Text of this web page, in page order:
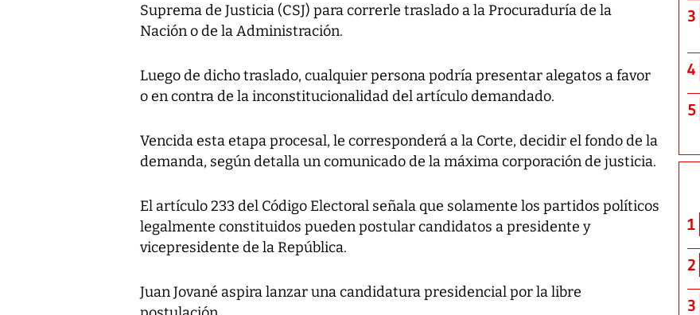
Suprema de Justicia (CSJ) para correrle traslado a la Procuraduría de la
Nación o de la Administración.
Luego de dicho traslado, cualquier persona podría presentar alegatos a favor
o en contra de la inconstitucionalidad del artículo demandado.
Vencida esta etapa procesal, le corresponderá a la Corte, decidir el fondo de la
demanda, según detalla un comunicado de la máxima corporación de justicia.
El artículo 233 del Código Electoral señala que solamente los partidos políticos
legalmente constituidos pueden postular candidatos a presidente y
vicepresidente de la República.
Juan Jované aspira lanzar una candidatura presidencial por la libre
3
4
5
1
2
3